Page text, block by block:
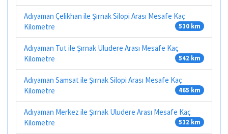
Adıyaman Çelikhan ile Şırnak Silopi Arası Mesafe Kaç
Kilometre
510 km
Adıyaman Tut ile Şırnak Uludere Arası Mesafe Kaç
Kilometre
542 km
Adıyaman Samsat ile Şırnak Silopi Arası Mesafe Kaç
Kilometre
465 km
Adıyaman Merkez ile Şırnak Uludere Arası Mesafe Kaç
Kilometre
512 km